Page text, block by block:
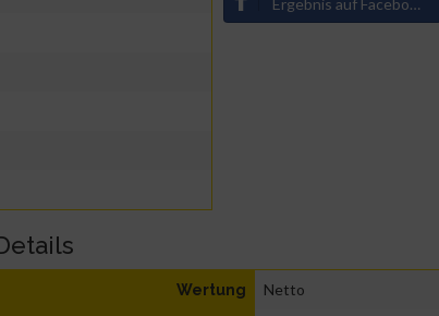
Ergebnis auf Facebook teilen
Wertung Netto